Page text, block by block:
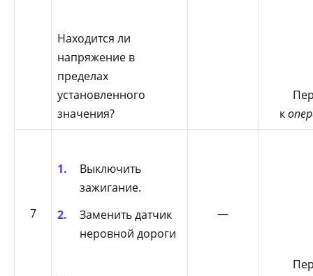
Находится ли
напряжение в
пределах
установленного
значения?
к
7
Выключить
зажигание.
Заменить датчик
неровной дороги
—